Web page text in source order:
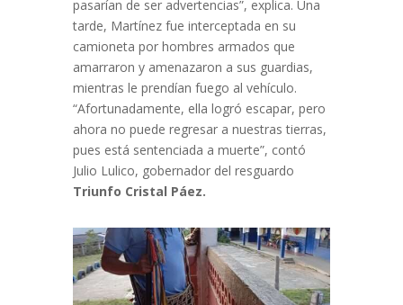
pasarían de ser advertencias”, explica. Una
tarde, Martínez fue interceptada en su
camioneta por hombres armados que
amarraron y amenazaron a sus guardias,
mientras le prendían fuego al vehículo.
“Afortunadamente, ella logró escapar, pero
ahora no puede regresar a nuestras tierras,
pues está sentenciada a muerte”, contó
Julio Lulico, gobernador del resguardo
Triunfo Cristal Páez.